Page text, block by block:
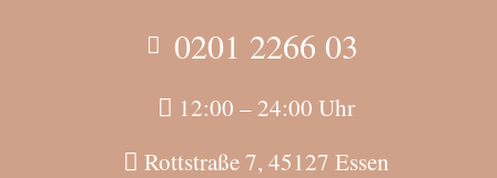
0201 2266 03
12:00 – 24:00 Uhr
Rottstraße 7, 45127 Essen